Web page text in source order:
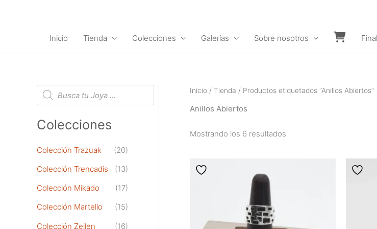
Inicio
Tienda Colecciones Galerías
Sobre nosotros
Carrito
B
s
u
e
d
p
r
d
c
t
s
Colecciones
Colección Trazuak
(20)
Colección Trencadis
(13)
Colección Mikado
(17)
Colección Martello
(15)
Colección Zeilen
(16)
Inicio / Tienda / Productos etiquetados “Anillos Abiertos”
Anillos Abiertos
Mostrando los 6 resultados